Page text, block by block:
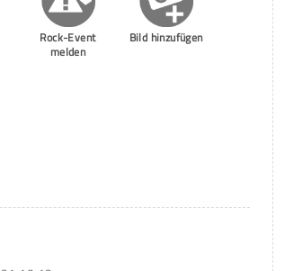
Rock-Event
melden
Bild hinzufügen